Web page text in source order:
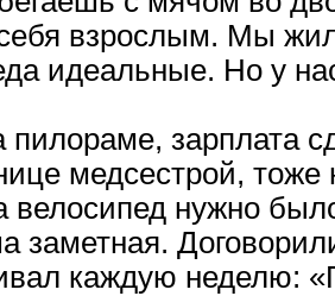
взрослым. Мы
идеальные. Но у
зарплата
медсестрой, тоже
нужно
заметная.
каждую неделю: